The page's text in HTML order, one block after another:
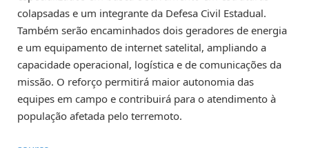
colapsadas e um integrante da Defesa Civil Estadual.
Também serão encaminhados dois geradores de energia
e um equipamento de internet satelital, ampliando a
capacidade operacional, logística e de comunicações da
missão. O reforço permitirá maior autonomia das
equipes em campo e contribuirá para o atendimento à
população afetada pelo terremoto.